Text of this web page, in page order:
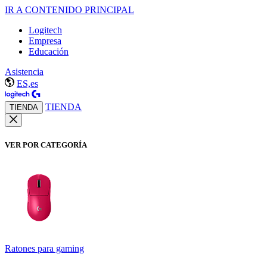
IR A CONTENIDO PRINCIPAL
Logitech
Empresa
Educación
Asistencia
ES,es
TIENDA TIENDA
VER POR CATEGORÍA
Ratones para gaming